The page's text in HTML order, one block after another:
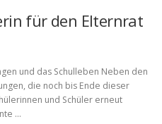
für den Elternrat
und das Schulleben Neben den
die noch bis Ende dieser
und Schüler erneut
…